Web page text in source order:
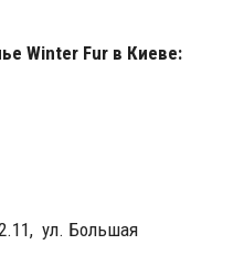
Winter Fur в Киеве:
ул. Большая